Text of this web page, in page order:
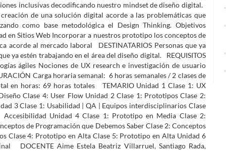
inclusivas decodificando nuestro mindset de diseño digital.
de una solución digital acorde a las problemáticas que
como base metodológica el Design Thinking. Objetivos
en Sitios Web Incorporar a nuestros prototipo los conceptos de
acorde al mercado laboral DESTINATARIOS Personas que ya
ya estén trabajando en el área del diseño digital. REQUISITOS
ágiles Nociones de UX research e investigación de usuario
Carga horaria semanal: 6 horas semanales / 2 clases de
en horas: 69 horas totales TEMARIO Unidad 1 Clase 1: UX
Clase 4: User Flow Unidad 2 Clase 1: Prototipos Clase 2:
3 Clase 1: Usabilidad | QA | Equipos interdisciplinarios Clase
Unidad 4 Clase 1: Prototipo en Media Clase 2:
de Programación que Debemos Saber Clase 2: Conceptos
Clase 4: Prototipo en Alta Clase 5: Prototipo en Alta Unidad 6
DOCENTE Aime Estela Beatriz Villarruel, Santiago Rada,